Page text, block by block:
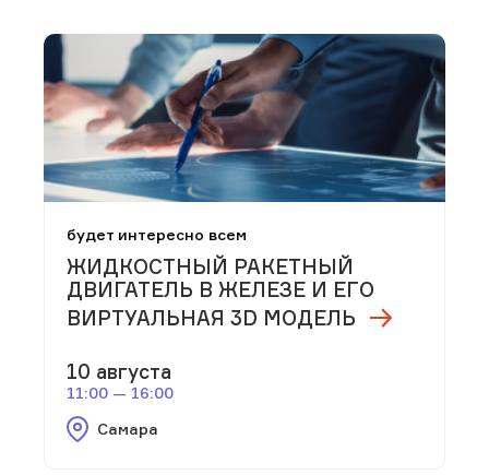
будет интересно всем
ЖИДКОСТНЫЙ РАКЕТНЫЙ
ДВИГАТЕЛЬ В ЖЕЛЕЗЕ И ЕГО
ВИРТУАЛЬНАЯ 3D МОДЕЛЬ
10 августа
11:00 — 16:00
Самара